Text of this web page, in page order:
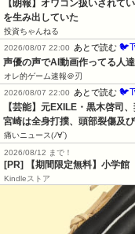
【朗報】オワコン扱いされて
を生み出していた
投資ちゃんねる
2026/08/07 22:00
あとで読む
声優の声でAI動画作ってる人
オレ的ゲーム速報＠刃
2026/08/07 22:00
あとで読む
【芸能】元EXILE・黒木啓司
宮崎は全身打撲、頭部裂傷及
痛いニュース(ﾉ∀`)
2026/08/12 まで！
[PR] 【期間限定無料】小学館
Kindleストア